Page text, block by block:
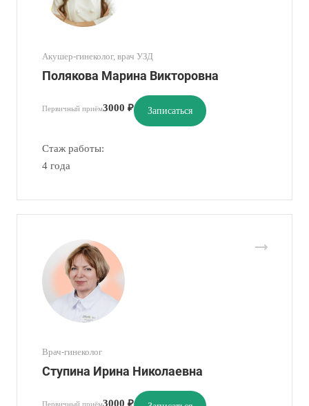
Акушер-гинеколог, врач УЗД
Полякова Марина Викторовна
Первичный приём3000 ₽ Записаться
Стаж работы:
4 года
Врач-гинеколог
Ступина Ирина Николаевна
Первичный приём3000 ₽